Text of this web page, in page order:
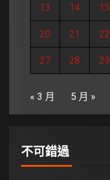
13 14 15
20 21 22
27 28 29
« 3 月 5 月 »
不可錯過